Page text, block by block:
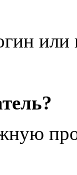
или